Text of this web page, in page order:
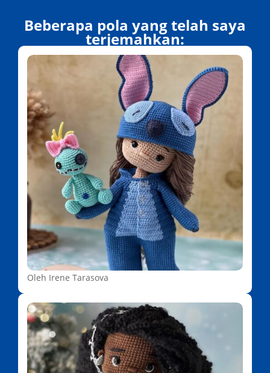
Beberapa pola yang telah saya
terjemahkan:
Oleh Irene Tarasova